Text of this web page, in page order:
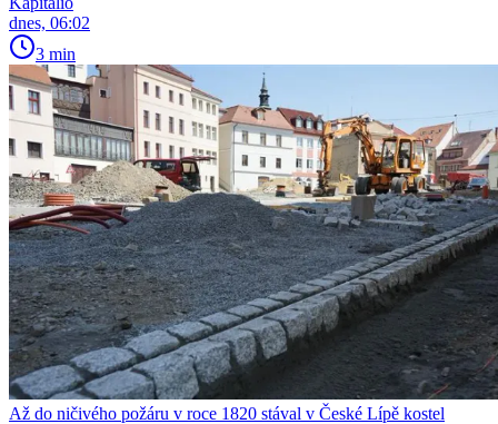
dnes, 06:02
3 min
Až do ničivého požáru v roce 1820 stával v České Lípě kostel